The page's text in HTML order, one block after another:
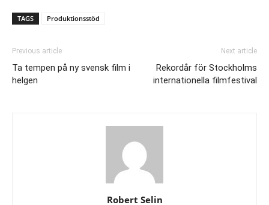
TAGS Produktionsstöd
Previous article
Ta tempen på ny svensk film i
helgen
Next article
Rekordår för Stockholms
internationella filmfestival
Robert Selin